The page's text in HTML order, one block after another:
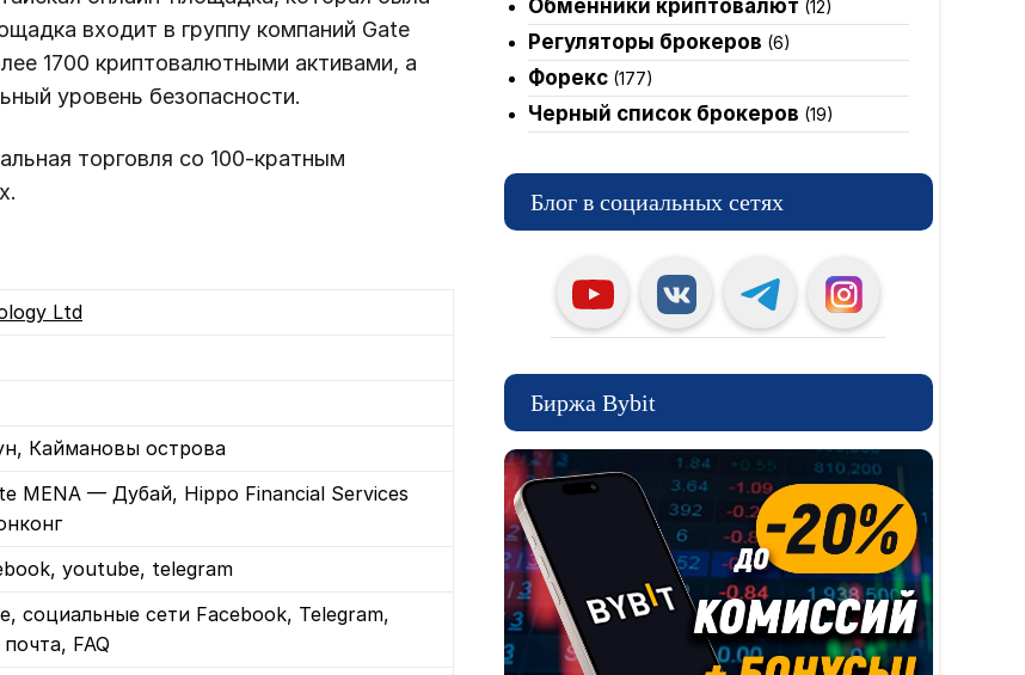
входит в группу компаний Gate
1700 криптовалютными активами, а
уровень безопасности.
торговля со 100-кратным
Ltd
Каймановы острова
MENA — Дубай, Hippo Financial Services
youtube, telegram
социальные сети Facebook, Telegram,
FAQ
Обменники криптовалют (12)
Регуляторы брокеров (6)
Форекс(177)
Черный список брокеров (19)
Блог в социальных сетях
Биржа Bybit